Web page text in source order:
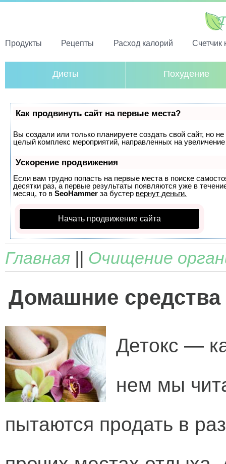
Продукты Рецепты Расход калорий Счетчик
Диеты Похудение
Как продвинуть сайт на первые места?
Вы создали или только планируете создать свой сайт, но
целый комплекс мероприятий, направленных на
Ускорение продвижения
Если вам трудно попасть на первые места в поиске
десятки раз, а первые результаты появляются уже в
месяц, то в SeoHammer за бустер вернут деньги.
Начать продвижение сайта
Главная || Очищение
Домашние средства
Детокс —
нем мы
пытаются продать в